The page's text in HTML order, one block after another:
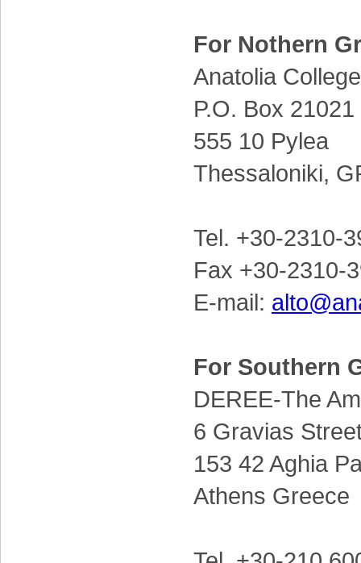
For Nothern
Anatolia
P.O. Box 21021
555 10 Pylea
Thessaloniki,
Tel. +30-2310-
Fax +30-2310-
E-mail:
For Southern
DEREE-The
6 Gravias
153 42 Aghia
Athens Greece